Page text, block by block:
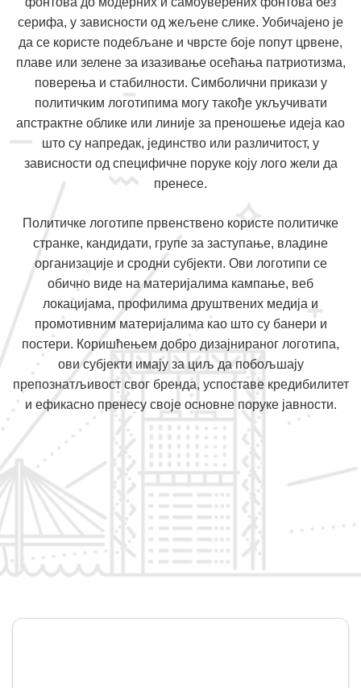
серифа, у зависности од жељене слике. Уобичајено је
да се користе подебљане и чврсте боје попут црвене,
плаве или зелене за изазивање осећања патриотизма,
поверења и стабилности. Симболични прикази у
политичким логотипима могу такође укључивати
апстрактне облике или линије за преношење идеја као
што су напредак, јединство или различитост, у
зависности од специфичне поруке коју лого жели да
пренесе.
Политичке логотипе првенствено користе политичке
странке, кандидати, групе за заступање, владине
организације и сродни субјекти. Ови логотипи се
обично виде на материјалима кампање, веб
локацијама, профилима друштвених медија и
промотивним материјалима као што су банери и
постери. Коришћењем добро дизајнираног логотипа,
ови субјекти имају за циљ да побољшају
препознатљивост свог бренда, успоставе кредибилитет
и ефикасно пренесу своје основне поруке јавности.